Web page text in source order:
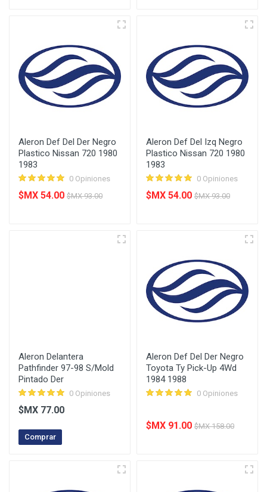
Aleron Def Del Der Negro
Plastico Nissan 720 1980
1983
0 Opiniones
$MX 54.00 $MX 93.00
Aleron Def Del Izq Negro
Plastico Nissan 720 1980
1983
0 Opiniones
$MX 54.00 $MX 93.00
Aleron Delantera
Pathfinder 97-98 S/Mold
Pintado Der
0 Opiniones
$MX 77.00
Comprar
Aleron Def Del Der Negro
Toyota Ty Pick-Up 4Wd
1984 1988
0 Opiniones
$MX 91.00 $MX 158.00